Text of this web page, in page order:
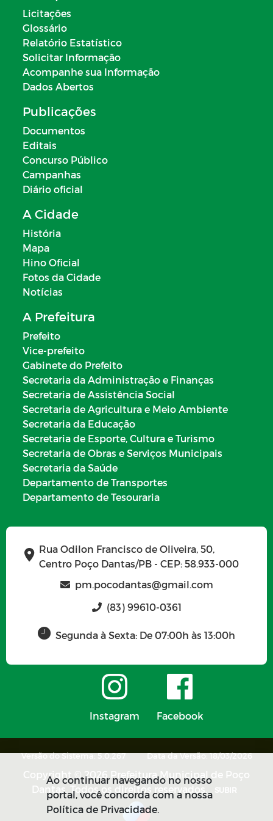
PLANOS REMUNERATÓRIOS
ESTAGIÁRIOS
PROCESSOS SELETIVOS
TABELA DE VALORES DAS DIÁRIAS
PLANO DE CONTRATAÇÃO ANUAL
CONSELHO MUNICIPAL DO FUNDEB
JULGAMENTO DAS CONTAS PELO
JULGAMENTO DAS CONTAS PELO
PODER LEGISLATIVO
PLANO ESTRATÉGICO INSTITUCIONAL
SERVIÇOS DE SAÚDE
CARTA DE SERVIÇOS AO USUÁRIO
EMENDAS PARLAMENTARES
OBRAS MUNICIPAIS
OBRAS PARALISADAS
CONVÊNIOS DE REPASSE
ACORDOS FIRMADOS
TERCEIRIZADOS
PADRÃO REMUNERATÓRIO DOS
CARGOS E FUNÇÕES
GRAU DE SIGILO
NOS ÚLTIMOS 12 MESES
INCENTIVOS CULTURAIS
RENÚNCIA FISCAL E DESONERAÇÕES
Licitações
Glossário
Relatório Estatístico
Solicitar Informação
Acompanhe sua Informação
Dados Abertos
Publicações
Documentos
Editais
Concurso Público
Campanhas
Diário oficial
A Cidade
História
Mapa
Hino Oficial
Fotos da Cidade
Notícias
A Prefeitura
Prefeito
Vice-prefeito
Gabinete do Prefeito
Secretaria da Administração e Finanças
Secretaria de Assistência Social
Secretaria de Agricultura e Meio Ambiente
Secretaria da Educação
Secretaria de Esporte, Cultura e Turismo
Secretaria de Obras e Serviços Municipais
Secretaria da Saúde
Departamento de Transportes
Departamento de Tesouraria
Rua Odilon Francisco de Oliveira, 50,
Centro Poço Dantas/PB - CEP: 58.933-000
pm.pocodantas@gmail.com
(83) 99610-0361
Segunda à Sexta: De 07:00h às 13:00h
Instagram Facebook
Versão do Sistema: 5.0.267 Data da Versão: 18/03/2026
Copyright © 2026 Prefeitura Municipal de Poço
Dantas. Todos os direitos reservados.
SUBIR
Ao continuar navegando no nosso
portal, você concorda com a nossa
Política de Privacidade.